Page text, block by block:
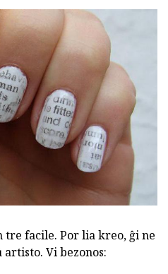
facile. Por lia kreo, ĝi ne
artisto. Vi bezonos: